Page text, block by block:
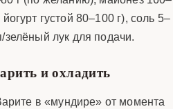
густой 80–100 г), соль 5–
лук для подачи.
и охладить
в «мундире» от момента